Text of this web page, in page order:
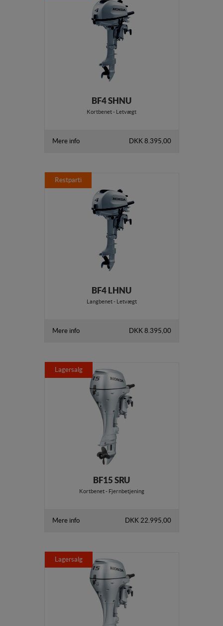
BF4 SHNU
Kortbenet - Letvægt
Mere info DKK 8.395,00
Restparti
BF4 LHNU
Langbenet - Letvægt
Mere info DKK 8.395,00
Lagersalg
BF15 SRU
Kortbenet - Fjernbetjening
Mere info DKK 22.995,00
Lagersalg